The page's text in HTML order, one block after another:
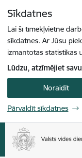
Sīkdatnes
Lai šī tīmekļvietne
sīkdatnes. Ar Jūsu
izmantotas statistikas
Lūdzu, atzīmējiet
Noraidīt
Pārvaldīt sīkdatnes